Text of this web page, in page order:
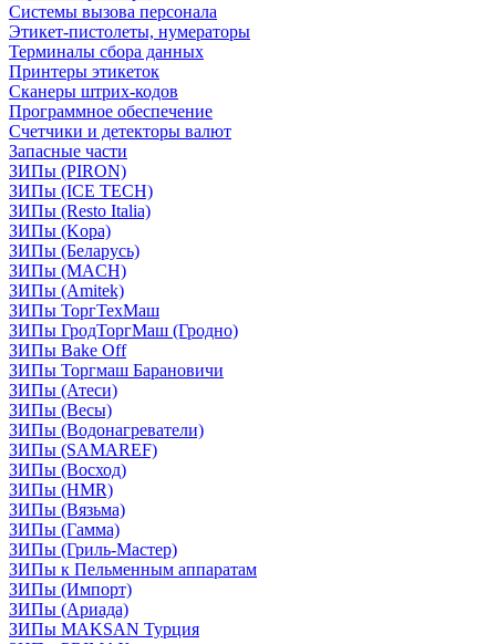
Системы вызова персонала
Этикет-пистолеты, нумераторы
Терминалы сбора данных
Принтеры этикеток
Сканеры штрих-кодов
Программное обеспечение
Счетчики и детекторы валют
Запасные части
ЗИПы (PIRON)
ЗИПы (ICE TECH)
ЗИПы (Resto Italia)
ЗИПы (Kopa)
ЗИПы (Беларусь)
ЗИПы (MACH)
ЗИПы (Amitek)
ЗИПы ТоргТехМаш
ЗИПы ГродТоргМаш (Гродно)
ЗИПы Bake Off
ЗИПы Торгмаш Барановичи
ЗИПы (Атеси)
ЗИПы (Весы)
ЗИПы (Водонагреватели)
ЗИПы (SAMAREF)
ЗИПы (Восход)
ЗИПы (HMR)
ЗИПы (Вязьма)
ЗИПы (Гамма)
ЗИПы (Гриль-Мастер)
ЗИПы к Пельменным аппаратам
ЗИПы (Импорт)
ЗИПы (Ариада)
ЗИПы MAKSAN Турция